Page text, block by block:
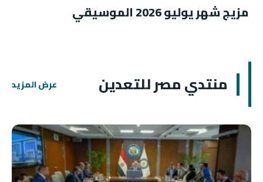
مزيج شهر يوليو 2026 الموسيقي
منتدي مصر للتعدين عرض المزيد